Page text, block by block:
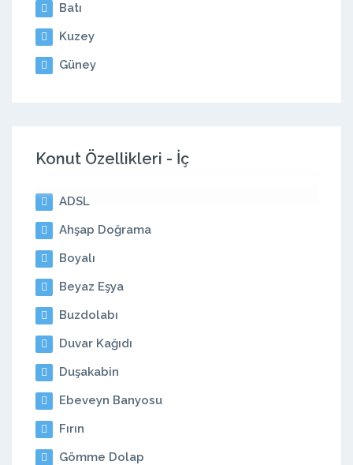
Batı
Kuzey
Güney
Konut Özellikleri - İç
ADSL
Ahşap Doğrama
Boyalı
Beyaz Eşya
Buzdolabı
Duvar Kağıdı
Duşakabin
Ebeveyn Banyosu
Fırın
Gömme Dolap